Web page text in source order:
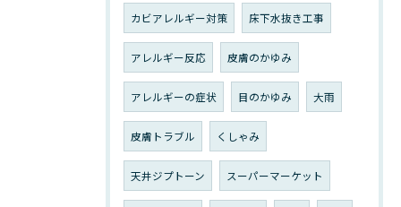
カビアレルギー対策 床下水抜き工事
アレルギー反応 皮膚のかゆみ
アレルギーの症状 目のかゆみ 大雨
皮膚トラブル くしゃみ
天井ジプトーン スーパーマーケット